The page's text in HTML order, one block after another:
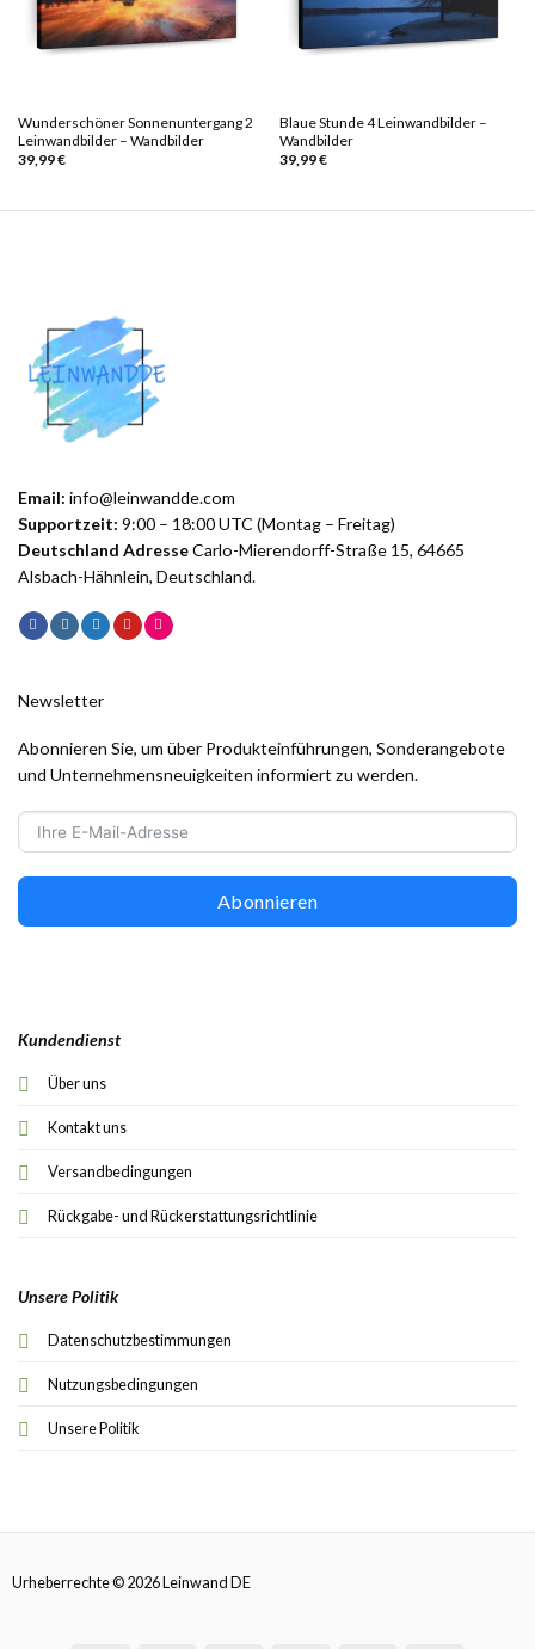
Wunderschöner Sonnenuntergang 2
Leinwandbilder – Wandbilder
39,99€
Blaue Stunde 4 Leinwandbilder –
Wandbilder
39,99€
Email: info@leinwandde.com
Supportzeit: 9:00 – 18:00 UTC (Montag – Freitag)
Deutschland AdresseCarlo-Mierendorff-Straße 15, 64665
Alsbach-Hähnlein, Deutschland.
Kundendienst
Über uns
Kontakt uns
Versandbedingungen
Rückgabe- und Rückerstattungsrichtlinie
Unsere Politik
Datenschutzbestimmungen
Nutzungsbedingungen
Unsere Politik
Newsletter
Abonnieren Sie, um über Produkteinführungen, Sonderangebote
und Unternehmensneuigkeiten informiert zu werden.
Abonnieren
Urheberrechte © 2026 Leinwand DE